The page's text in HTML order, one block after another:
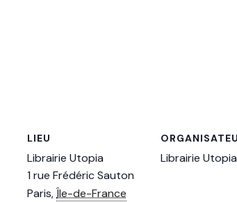
LIEU
Librairie Utopia
1 rue Frédéric Sauton
Paris,Île-de-France
Librairie Utopia